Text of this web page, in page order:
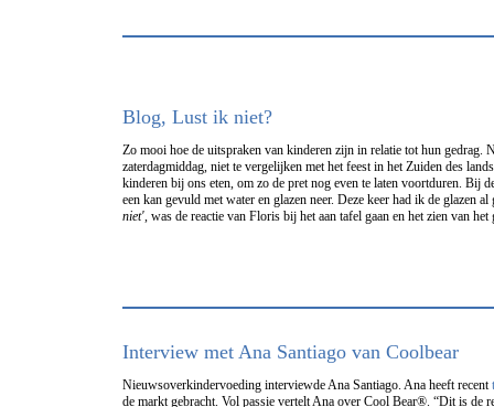
Blog, Lust ik niet?
Zo mooi hoe de uitspraken van kinderen zijn in relatie tot hun gedrag.
zaterdagmiddag, niet te vergelijken met het feest in het Zuiden des
kinderen bij ons eten, om zo de pret nog even te laten voortduren. Bij
een kan gevuld met water en glazen neer. Deze keer had ik de glazen
niet', was de reactie van Floris bij het aan tafel gaan en het zien van
Interview met Ana Santiago van Coolbear
Nieuwsoverkindervoeding interviewde Ana Santiago. Ana heeft recent
de markt gebracht. Vol passie vertelt Ana over Cool Bear®. “Dit is de